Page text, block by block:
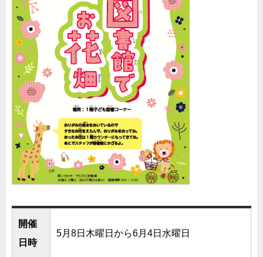
開催
日時
5月8日木曜日から6月4日水曜日